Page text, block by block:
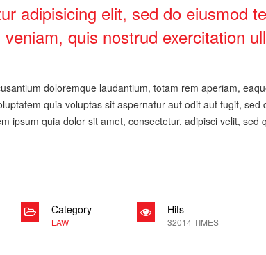
adipisicing elit, sed do eiusmod
quis nostrud exercitation
doloremque laudantium, totam rem aperiam,
quia voluptas sit aspernatur aut odit aut fugit,
ipsum quia dolor sit amet, consectetur, adipisci velit,
Category
LAW
Hits
32014 TIMES